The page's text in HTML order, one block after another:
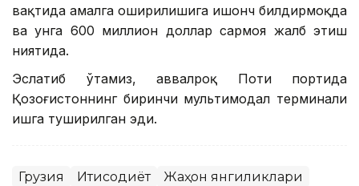
вақтида амалга оширилишига ишонч билдирмоқда
ва унга 600 миллион доллар сармоя жалб этиш
ниятида.
Эслатиб ўтамиз, аввалроқ Поти портида
Қозоғистоннинг биринчи мультимодал терминали
ишга туширилган эди.
Грузия Иқтисодиёт Жаҳон янгиликлари